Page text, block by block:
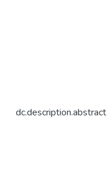
dc.description.abstract